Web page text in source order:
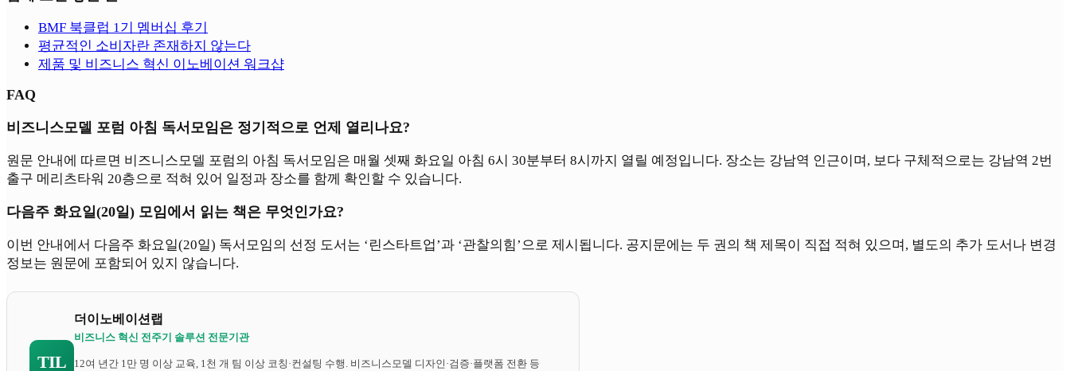
BMF 북클럽 1기 멤버십 후기
평균적인 소비자란 존재하지 않는다
제품 및 비즈니스 혁신 이노베이션 워크샵
FAQ
비즈니스모델 포럼 아침 독서모임은 정기적으로 언제 열리나요?
원문 안내에 따르면 비즈니스모델 포럼의 아침 독서모임은 매월 셋째 화요일 아침 6시 30분부터 8시까지 열릴 예정입니다. 장소는 강남역 인근이며, 보다 구체적으로는 강남역 2번
출구 메리츠타워 20층으로 적혀 있어 일정과 장소를 함께 확인할 수 있습니다.
다음주 화요일(20일) 모임에서 읽는 책은 무엇인가요?
이번 안내에서 다음주 화요일(20일) 독서모임의 선정 도서는 ‘린스타트업’과 ‘관찰의힘’으로 제시됩니다. 공지문에는 두 권의 책 제목이 직접 적혀 있으며, 별도의 추가 도서나 변경
정보는 원문에 포함되어 있지 않습니다.
TIL
더이노베이션랩
비즈니스 혁신 전주기 솔루션 전문기관
12여 년간 1만 명 이상 교육, 1천 개 팀 이상 코칭·컨설팅 수행. 비즈니스모델 디자인·검증·플랫폼 전환 등